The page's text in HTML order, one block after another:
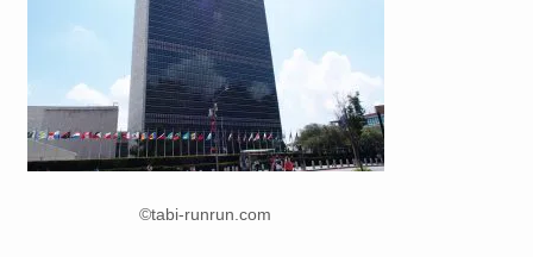
©tabi-runrun.com